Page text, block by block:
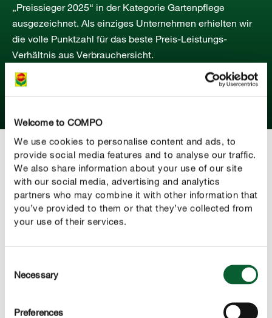
Welcome to COMPO
We use cookies to personalise content and ads, to
provide social media features and to analyse our traffic.
We also share information about your use of our site
with our social media, advertising and analytics
partners who may combine it with other information that
you’ve provided to them or that they’ve collected from
your use of their services.
Selection
Necessary
Preferences
„Preissieger 2025“ in der Kategorie Gartenpflege
ausgezeichnet. Als einziges Unternehmen erhielten wir
die volle Punktzahl für das beste Preis-Leistungs-
Verhältnis aus Verbrauchersicht.
NEUPRODUKTE IM ÜBERBLICK
Was gibt's Neues?